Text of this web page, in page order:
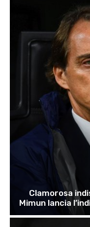
Clamorosa
Mimun lancia